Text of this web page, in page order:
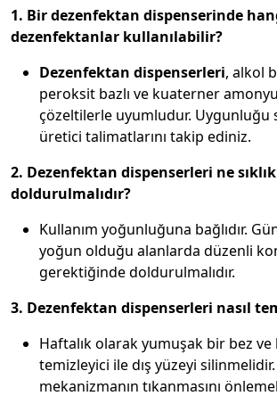
1. Bir dezenfektan dispenserinde
dezenfektanlar kullanılabilir?
Dezenfektan dispenserleri, alkol
peroksit bazlı ve kuaterner
çözeltilerle uyumludur. Uygunluğu
üretici talimatlarını takip ediniz.
2. Dezenfektan dispenserleri ne
doldurulmalıdır?
Kullanım yoğunluğuna bağlıdır.
yoğun olduğu alanlarda düzenli
gerektiğinde doldurulmalıdır.
3. Dezenfektan dispenserleri nasıl
Haftalık olarak yumuşak bir bez
temizleyici ile dış yüzeyi
mekanizmanın tıkanmasını